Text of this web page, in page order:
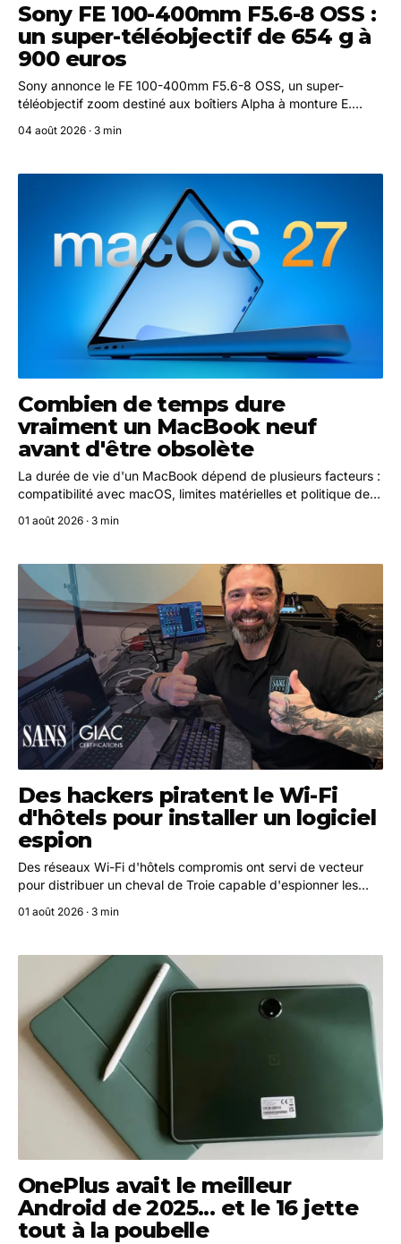
Sony FE 100-400mm F5.6-8 OSS :
un super-téléobjectif de 654 g à
900 euros
Sony annonce le FE 100-400mm F5.6-8 OSS, un super-
téléobjectif zoom destiné aux boîtiers Alpha à monture E.
d'août 2026 aux alentours de 900 euros.
04 août 2026 · 3 min
Combien de temps dure
vraiment un MacBook neuf
avant d'être obsolète
La durée de vie d'un MacBook dépend de plusieurs facteurs :
compatibilité avec macOS, limites matérielles et politique de
votre machine.
01 août 2026 · 3 min
Des hackers piratent le Wi-Fi
d'hôtels pour installer un logiciel
espion
Des réseaux Wi-Fi d'hôtels compromis ont servi de vecteur
pour distribuer un cheval de Troie capable d'espionner les
en août 2025.
01 août 2026 · 3 min
OnePlus avait le meilleur
Android de 2025... et le 16 jette
tout à la poubelle